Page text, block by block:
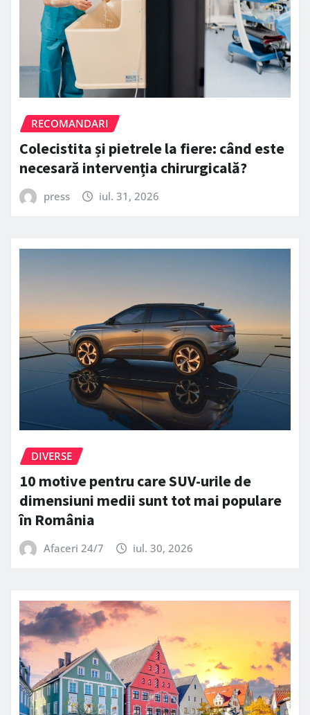
RECOMANDARI
Colecistita și pietrele la fiere: când este
necesară intervenția chirurgicală?
press iul. 31, 2026
DIVERSE
10 motive pentru care SUV-urile de
dimensiuni medii sunt tot mai populare
în România
Afaceri 24/7 iul. 30, 2026